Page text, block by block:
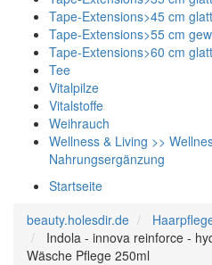
Tape-Extensions>45 cm glatt
Tape-Extensions>55 cm
Tape-Extensions>60 cm glatt
Tee
Vitalpilze
Vitalstoffe
Weihrauch
Wellness & Living >>
Nahrungsergänzung
Startseite
beauty.holesdir.de
Indola - innova reinforce -
Wäsche Pflege 250ml